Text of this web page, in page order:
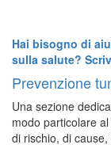
Hai bisogno di
sulla salute?
Prevenzione
Una sezione
modo particolare
di rischio, di